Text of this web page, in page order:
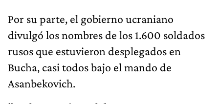
Por su parte, el gobierno ucraniano
divulgó los nombres de los 1.600 soldados
rusos que estuvieron desplegados en
Bucha, casi todos bajo el mando de
Asanbekovich.